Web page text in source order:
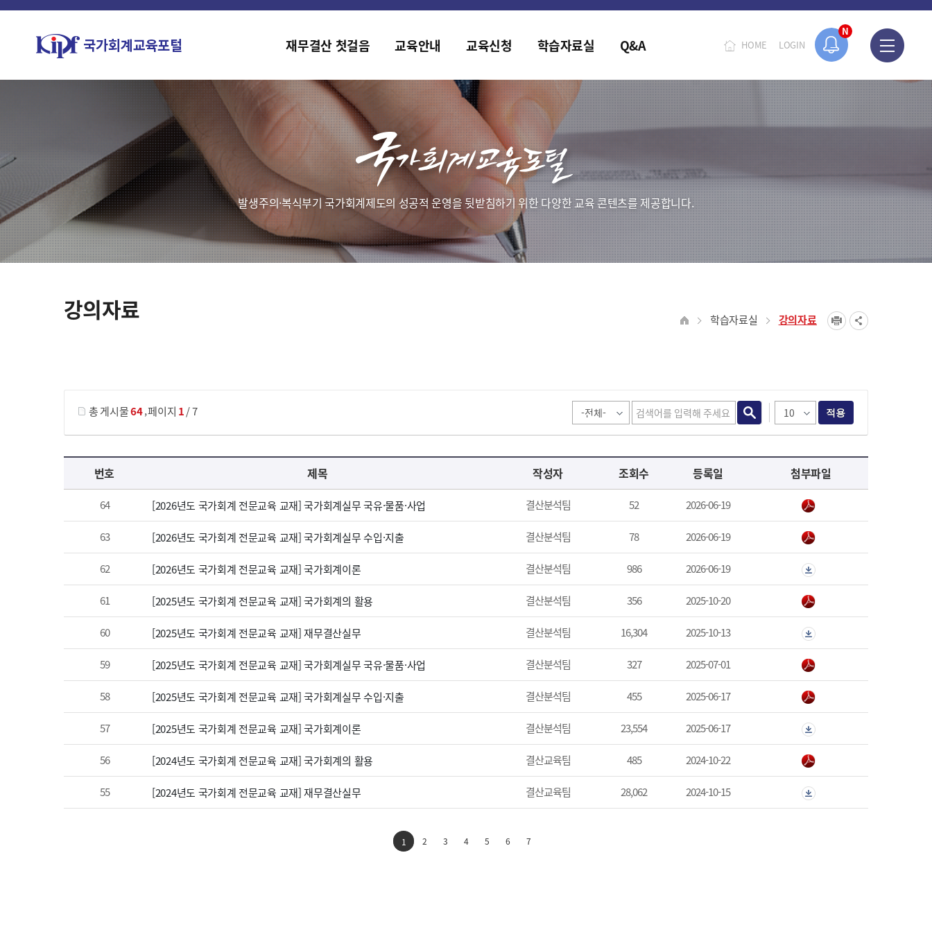
N
홈페이지가 새롭게 개편되었습니다.
HOME LOGIN
재무결산 첫걸음 교육안내 교육신청 학습자료실 Q&A
발생주의·복식부기 국가회계제도의 성공적 운영을 뒷받침하기 위한 다양한 교육 콘텐츠를 제공합니다.
강의자료 학습자료실 강의자료
총 게시물64,페이지 1/ 7 적용
강의자료 목록 으로 번호, 제목, 작성자, 조회수, 등록 일, 첨부파일로 나열 되고 있습니다.
번호 제목 작성자 조회수 등록일 첨부파일
64 [2026년도 국가회계 전문교육 교재] 국가회계실무 국유·물품·사업 결산분석팀 52 2026-06-19
63 [2026년도 국가회계 전문교육 교재] 국가회계실무 수입·지출 결산분석팀 78 2026-06-19
62 [2026년도 국가회계 전문교육 교재] 국가회계이론 결산분석팀 986 2026-06-19
61 [2025년도 국가회계 전문교육 교재] 국가회계의 활용 결산분석팀 356 2025-10-20
60 [2025년도 국가회계 전문교육 교재] 재무결산실무 결산분석팀 16,304 2025-10-13
59 [2025년도 국가회계 전문교육 교재] 국가회계실무 국유·물품·사업 결산분석팀 327 2025-07-01
58 [2025년도 국가회계 전문교육 교재] 국가회계실무 수입·지출 결산분석팀 455 2025-06-17
57 [2025년도 국가회계 전문교육 교재] 국가회계이론 결산분석팀 23,554 2025-06-17
56 [2024년도 국가회계 전문교육 교재] 국가회계의 활용 결산교육팀 485 2024-10-22
55 [2024년도 국가회계 전문교육 교재] 재무결산실무 결산교육팀 28,062 2024-10-15
1 2 3 4 5 6 7